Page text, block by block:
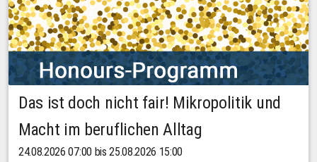
Das ist doch nicht fair! Mikropolitik und
Macht im beruflichen Alltag
24.08.2026 07:00 bis 25.08.2026 15:00